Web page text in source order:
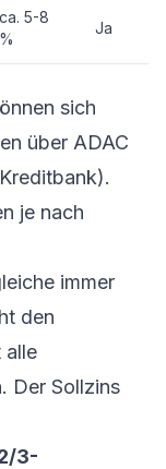
ca. 5-8
%
Ja
sich
über ADAC
je nach
immer
den
alle
Der Sollzins
3-